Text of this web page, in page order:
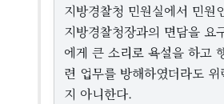
지방경찰청 민원실에서 민원
지방경찰청장과의 면담을 요
에게 큰 소리로 욕설을 하고
련 업무를 방해하였더라도
지 아니한다.